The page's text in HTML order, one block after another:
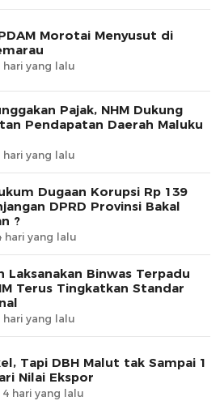
Morotai Menyusut di
hari yang lalu
Pajak, NHM Dukung
Pendapatan Daerah Maluku
hari yang lalu
Dugaan Korupsi Rp 139
DPRD Provinsi Bakal
?
hari yang lalu
Laksanakan Binwas Terpadu
Terus Tingkatkan Standar
hari yang lalu
Tapi DBH Malut tak Sampai 1
Nilai Ekspor
4 hari yang lalu